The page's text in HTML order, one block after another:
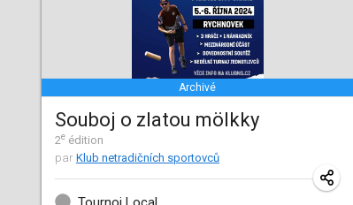
Archivé
Souboj o zlatou mölkky
2e édition
par Klub netradičních sportovců
20 janv. 2024|Allemagne
Indoor Polish Open 2024 - Singles
20 janv. 2024|Pologne
Open de Boulay Triplette
20 janv. 2024|France